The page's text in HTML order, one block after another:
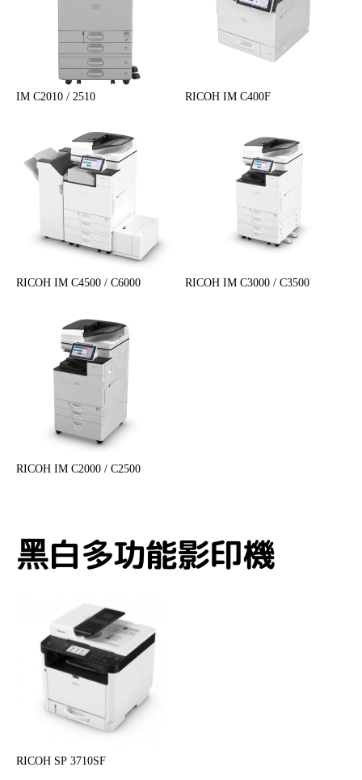
IM C2010 / 2510 RICOH IM C400F
RICOH IM C4500 / C6000 RICOH IM C3000 / C3500
RICOH IM C2000 / C2500
黑白多功能影印機
RICOH SP 3710SF